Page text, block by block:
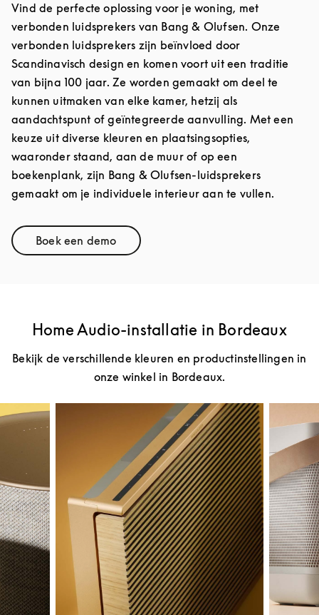
Vind de perfecte oplossing voor je woning, met
verbonden luidsprekers van Bang & Olufsen. Onze
verbonden luidsprekers zijn beïnvloed door
Scandinavisch design en komen voort uit een traditie
van bijna 100 jaar. Ze worden gemaakt om deel te
kunnen uitmaken van elke kamer, hetzij als
aandachtspunt of geïntegreerde aanvulling. Met een
keuze uit diverse kleuren en plaatsingsopties,
waaronder staand, aan de muur of op een
boekenplank, zijn Bang & Olufsen-luidsprekers
gemaakt om je individuele interieur aan te vullen.
Boek een demoLink Opens in New Tab
Home Audio-installatie in Bordeaux
Bekijk de verschillende kleuren en productinstellingen in
onze winkel in Bordeaux.